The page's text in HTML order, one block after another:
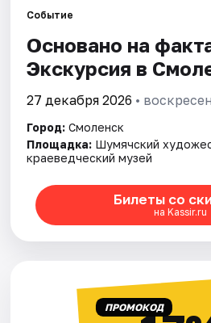
Площадки
Артисты
Событие
Основано на
Экскурсия в
27 декабря 2026 •
Город: Смоленск
Площадка: Шумячский
краеведческий музей
Билеты со
на Kassir.ru
ПРОМОКОД